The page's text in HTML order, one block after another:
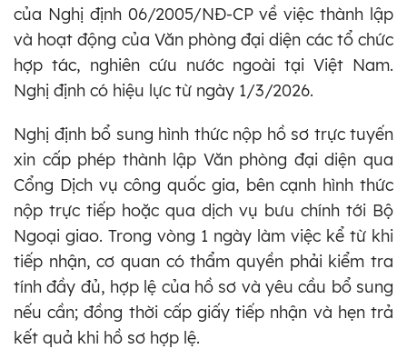
của Nghị định 06/2005/NĐ-CP về việc thành lập
và hoạt động của Văn phòng đại diện các tổ chức
hợp tác, nghiên cứu nước ngoài tại Việt Nam.
Nghị định có hiệu lực từ ngày 1/3/2026.
Nghị định bổ sung hình thức nộp hồ sơ trực tuyến
xin cấp phép thành lập Văn phòng đại diện qua
Cổng Dịch vụ công quốc gia, bên cạnh hình thức
nộp trực tiếp hoặc qua dịch vụ bưu chính tới Bộ
Ngoại giao. Trong vòng 1 ngày làm việc kể từ khi
tiếp nhận, cơ quan có thẩm quyền phải kiểm tra
tính đầy đủ, hợp lệ của hồ sơ và yêu cầu bổ sung
nếu cần; đồng thời cấp giấy tiếp nhận và hẹn trả
kết quả khi hồ sơ hợp lệ.